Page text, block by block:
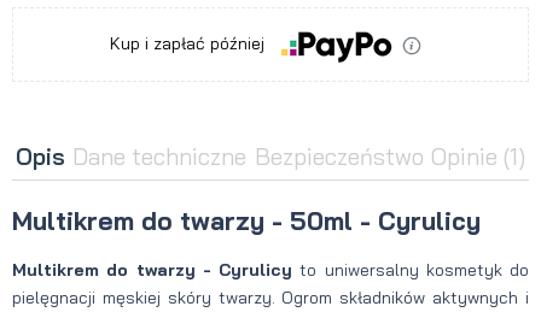
Kup i zapłać później
Opis Dane techniczne Bezpieczeństwo Opinie (1)
Multikrem do twarzy - 50ml - Cyrulicy
Multikrem do twarzy - Cyrulicyto uniwersalny kosmetyk do
pielęgnacji męskiej skóry twarzy. Ogrom składników aktywnych i